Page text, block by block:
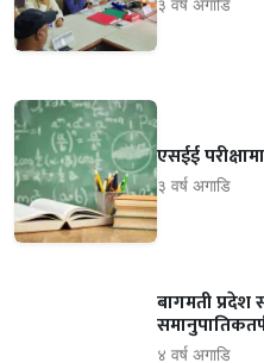
३ वर्ष अगाडि
एसईई
३ वर्ष अगाडि
बागमती प्रदेश
४ वर्ष अगाडि